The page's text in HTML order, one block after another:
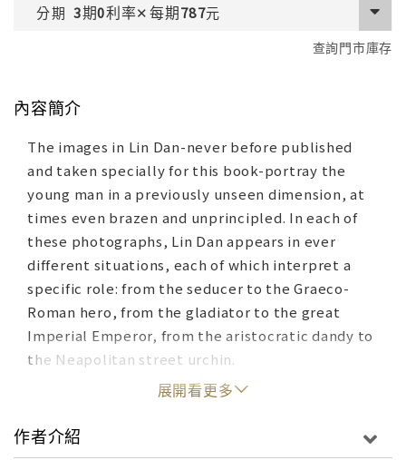
分期 3期0利率✕每期787元
查詢門市庫存
內容簡介
The images in Lin Dan-never before published
and taken specially for this book-portray the
young man in a previously unseen dimension, at
times even brazen and unprincipled. In each of
these photographs, Lin Dan appears in ever
different situations, each of which interpret a
specific role: from the seducer to the Graeco-
Roman hero, from the gladiator to the great
Imperial Emperor, from the aristocratic dandy to
the Neapolitan street urchin.
展開看更多
作者介紹